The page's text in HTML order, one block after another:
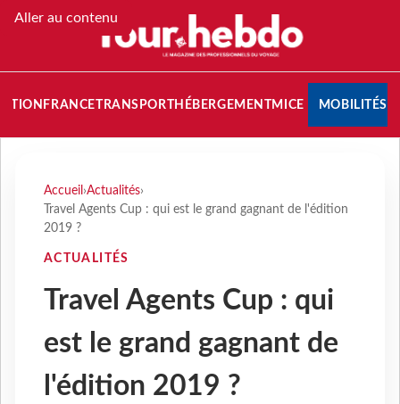
Aller au contenu
FRANCETRANSPORT HÉBERGEMENTMICE MOBILITÉS
Accueil ›Actualités›
Travel Agents Cup : qui est le grand gagnant de l'édition
2019 ?
ACTUALITÉS
Travel Agents Cup : qui
est le grand gagnant de
l'édition 2019 ?